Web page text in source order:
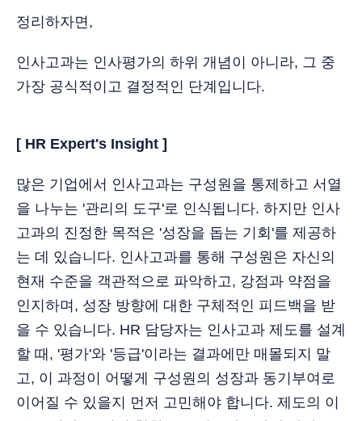
정리하자면,
인사고과는 인사평가의 하위 개념이 아니라, 그 중
가장 공식적이고 결정적인 단계입니다.
[ HR Expert's Insight ]
많은 기업에서 인사고과는 구성원을 통제하고 서열
을 나누는 '관리의 도구'로 인식됩니다. 하지만 인사
고과의 진정한 목적은 '성장을 돕는 기회'를 제공하
는 데 있습니다. 인사고과를 통해 구성원은 자신의
현재 수준을 객관적으로 파악하고, 강점과 약점을
인지하며, 성장 방향에 대한 구체적인 피드백을 받
을 수 있습니다. HR 담당자는 인사고과 제도를 설계
할 때, '평가'와 '등급'이라는 결과에만 매몰되지 말
고, 이 과정이 어떻게 구성원의 성장과 동기부여로
이어질 수 있을지 먼저 고민해야 합니다. 제도의 이